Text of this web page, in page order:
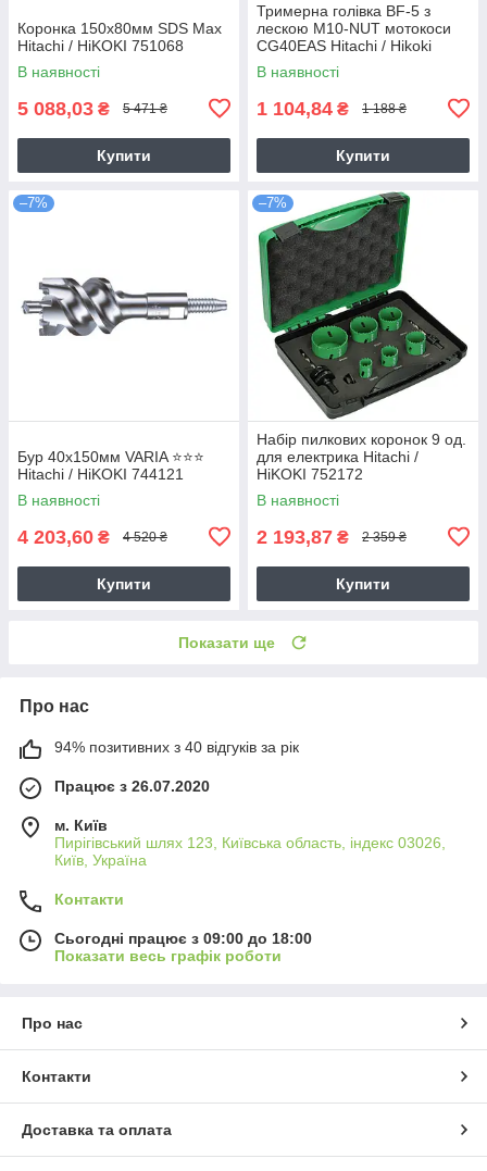
Коронка 150х80мм SDS Max
Hitachi / HiKOKI 751068
В наявності
5 088,03 ₴ 5 471 ₴
Купити
Тримерна голівка BF-5 з
лескою M10-NUT мотокоси
CG40EAS Hitachi / Hikoki
6695784
В наявності
1 104,84 ₴ 1 188 ₴
Купити
–7%
Бур 40х150мм VARIA ⭐️⭐️⭐️
Hitachi / HiKOKI 744121
В наявності
4 203,60 ₴ 4 520 ₴
Купити
–7%
Набір пилкових коронок 9 од.
для електрика Hitachi /
HiKOKI 752172
В наявності
2 193,87 ₴ 2 359 ₴
Купити
Показати ще
Про нас
94% позитивних з 40 відгуків за рік
Працює з 26.07.2020
м. Київ
Пирігівський шлях 123, Київська область, індекс 03026,
Київ, Україна
Контакти
Сьогодні працює з 09:00 до 18:00
Показати весь графік роботи
Про нас
Контакти
Доставка та оплата